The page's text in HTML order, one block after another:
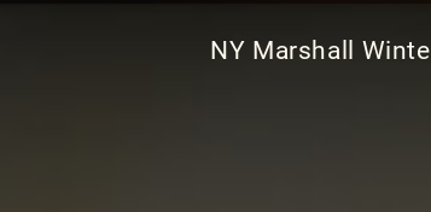
NY Marshall